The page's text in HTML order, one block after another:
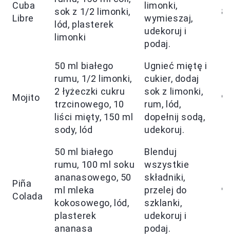
Cuba
Libre
sok z 1/2 limonki,
lód, plasterek
limonki
limonki,
wymieszaj,
udekoruj i
podaj.
Mojito
50 ml białego
rumu, 1/2 limonki,
2 łyżeczki cukru
trzcinowego, 10
liści mięty, 150 ml
sody, lód
Ugnieć miętę i
cukier, dodaj
sok z limonki,
rum, lód,
dopełnij sodą,
udekoruj.
Piña
Colada
50 ml białego
rumu, 100 ml soku
ananasowego, 50
ml mleka
kokosowego, lód,
plasterek
ananasa
Blenduj
wszystkie
składniki,
przelej do
szklanki,
udekoruj i
podaj.